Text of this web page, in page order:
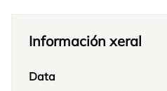
Información xeral
Data